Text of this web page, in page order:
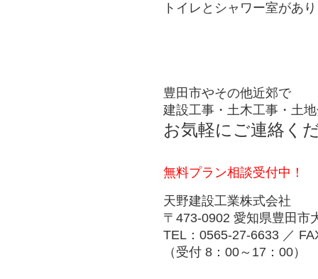
トイレとシャワー室があ
豊田市やその他近郊で
建設工事・土木工事・土
お気軽にご連絡く
無料プラン相談受付中！
天野建設工業株式会社
〒473-0902 愛知県豊田市
TEL：0565-27-6633 ／
（受付 8：00～17：00）